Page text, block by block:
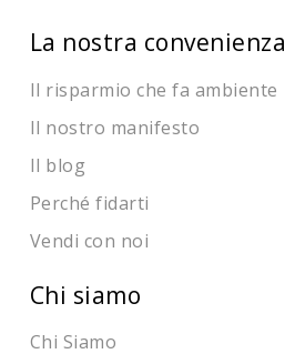
La nostra convenienza
Il risparmio che fa ambiente
Il nostro manifesto
Il blog
Perché fidarti
Vendi con noi
Chi siamo
Chi Siamo